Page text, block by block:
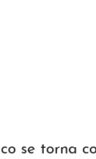
se torna